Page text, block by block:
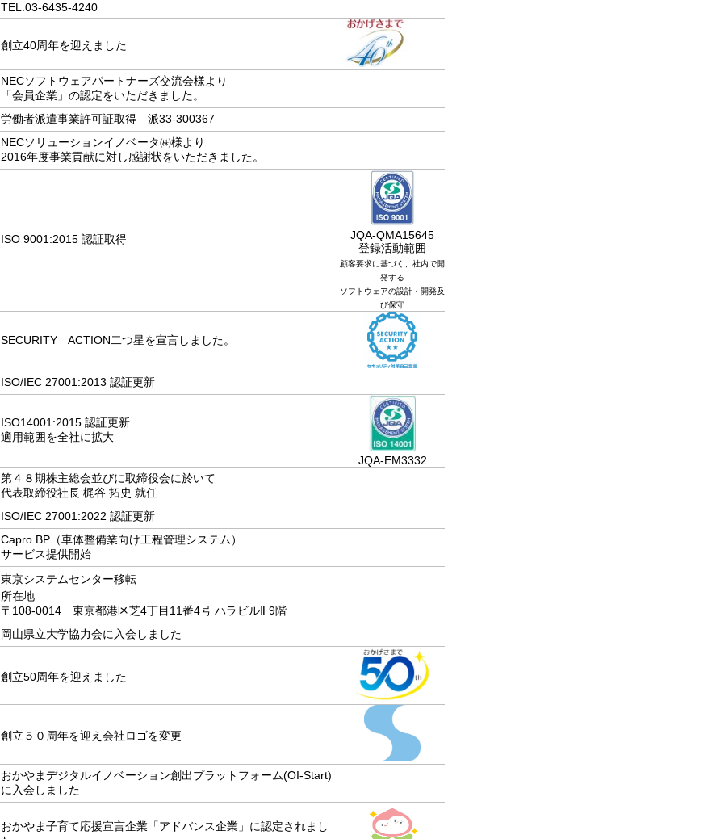
TEL:03-6435-4240
創立40周年を迎えました
NECソフトウェアパートナーズ交流会様より
「会員企業」の認定をいただきました。
労働者派遣事業許可証取得 派33-300367
NECソリューションイノベータ㈱様より
2016年度事業貢献に対し感謝状をいただきました。
ISO 9001:2015 認証取得
JQA-QMA15645
登録活動範囲
顧客要求に基づく、社内で開
発する
ソフトウェアの設計・開発及
び保守
SECURITY ACTION二つ星を宣言しました。
ISO/IEC 27001:2013 認証更新
ISO14001:2015 認証更新
適用範囲を全社に拡大
JQA-EM3332
第４８期株主総会並びに取締役会に於いて
代表取締役社長 梶谷 拓史 就任
ISO/IEC 27001:2022 認証更新
Capro BP（車体整備業向け工程管理システム）
サービス提供開始
東京システムセンター移転
所在地
〒108-0014 東京都港区芝4丁目11番4号 ハラビルⅡ 9階
岡山県立大学協力会に入会しました
創立50周年を迎えました
創立５０周年を迎え会社ロゴを変更
おかやまデジタルイノベーション創出プラットフォーム(OI-Start)
に入会しました
おかやま子育て応援宣言企業「アドバンス企業」に認定されまし